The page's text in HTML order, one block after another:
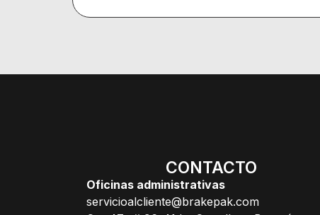
CONTACTO
Oficinas administrativas
servicioalcliente@brakepak.com